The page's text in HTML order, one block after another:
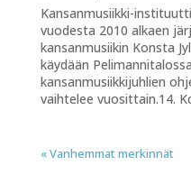
Kansanmusiikki-
vuodesta 2010 alkaen
kansanmusiikin Konsta
käydään
kansanmusiikkijuhlien
vaihtelee vuosittain.14.
« Vanhemmat merkinnät